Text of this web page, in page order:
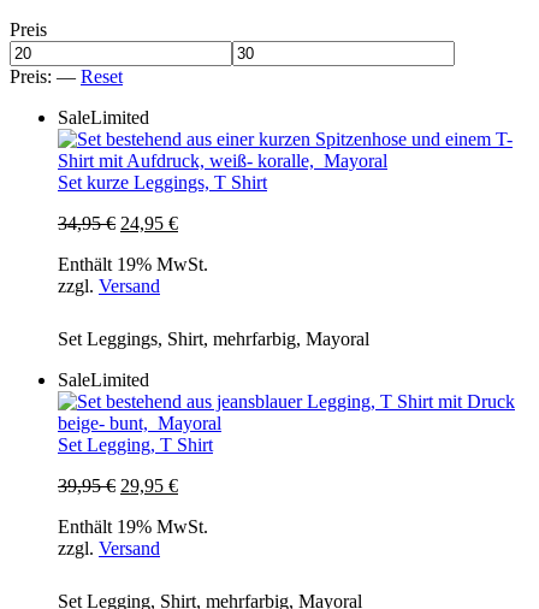
Preis
Preis: — Reset
SaleLimited
Set kurze Leggings, T Shirt
34,95€ Ursprünglicher
war:
34,95 €
24,95 €Aktueller
ist:
Enthält 19% MwSt.
zzgl. Versand
Set Leggings, Shirt, mehrfarbig, Mayoral
SaleLimited
Set Legging, T Shirt
39,95€ Ursprünglicher
war:
39,95 €
29,95 €Aktueller
ist:
Enthält 19% MwSt.
zzgl. Versand
Set Legging, Shirt, mehrfarbig, Mayoral